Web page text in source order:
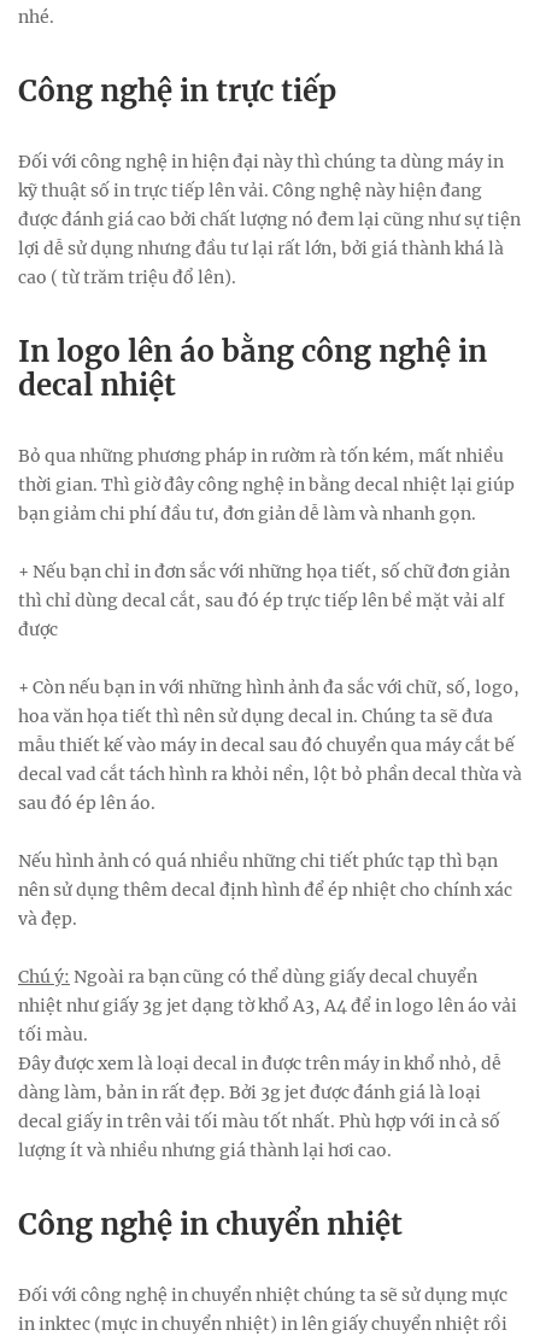
nhé.
Công nghệ in trực tiếp
Đối với công nghệ in hiện đại này thì chúng ta dùng máy in
kỹ thuật số in trực tiếp lên vải. Công nghệ này hiện đang
được đánh giá cao bởi chất lượng nó đem lại cũng như sự tiện
lợi dễ sử dụng nhưng đầu tư lại rất lớn, bởi giá thành khá là
cao ( từ trăm triệu đổ lên).
In logo lên áo bằng công nghệ in
decal nhiệt
Bỏ qua những phương pháp in rườm rà tốn kém, mất nhiều
thời gian. Thì giờ đây công nghệ in bằng decal nhiệt lại giúp
bạn giảm chi phí đầu tư, đơn giản dễ làm và nhanh gọn.
+ Nếu bạn chỉ in đơn sắc với những họa tiết, số chữ đơn giản
thì chỉ dùng decal cắt, sau đó ép trực tiếp lên bề mặt vải alf
được
+ Còn nếu bạn in với những hình ảnh đa sắc với chữ, số, logo,
hoa văn họa tiết thì nên sử dụng decal in. Chúng ta sẽ đưa
mẫu thiết kế vào máy in decal sau đó chuyển qua máy cắt bế
decal vad cắt tách hình ra khỏi nền, lột bỏ phần decal thừa và
sau đó ép lên áo.
Nếu hình ảnh có quá nhiều những chi tiết phức tạp thì bạn
nên sử dụng thêm decal định hình để ép nhiệt cho chính xác
và đẹp.
Chú ý: Ngoài ra bạn cũng có thể dùng giấy decal chuyển
nhiệt như giấy 3g jet dạng tờ khổ A3, A4 để in logo lên áo vải
tối màu.
Đây được xem là loại decal in được trên máy in khổ nhỏ, dễ
dàng làm, bản in rất đẹp. Bởi 3g jet được đánh giá là loại
decal giấy in trên vải tối màu tốt nhất. Phù hợp với in cả số
lượng ít và nhiều nhưng giá thành lại hơi cao.
Công nghệ in chuyển nhiệt
Đối với công nghệ in chuyển nhiệt chúng ta sẽ sử dụng mực
in inktec (mực in chuyển nhiệt) in lên giấy chuyển nhiệt rồi